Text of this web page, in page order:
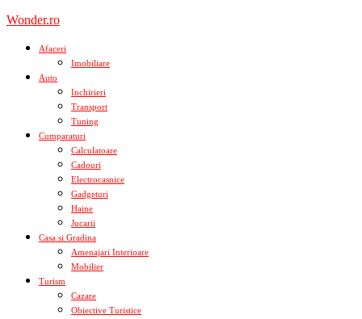
Skip
content
Wonder.ro
Afaceri
Imobiliare
Auto
Inchirieri
Transport
Tuning
Cumparaturi
Calculatoare
Cadouri
Electrocasnice
Gadgeturi
Haine
Jucarii
Casa si Gradina
Amenajari Interioare
Mobilier
Turism
Cazare
Obiective Turistice